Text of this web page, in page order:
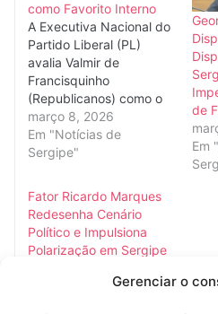
Gerenciar o
como Favorito Interno
A Executiva Nacional do
Partido Liberal (PL)
avalia Valmir de
Francisquinho
(Republicanos) como o
favorito para a disputa
pelo governo de Sergipe
nas próximas eleições
percepção estratégica,
obtida por Política de
Sergipe a partir de
fontes internas em
Brasília, surge em meio à
recente articulação que
março 8, 2026
Em "Notícias de
Sergipe"
de
Em
Fator Ricardo Marques
Redesenha Cenário
Político e Impulsiona
Polarização em Sergipe
Marques no tabuleiro